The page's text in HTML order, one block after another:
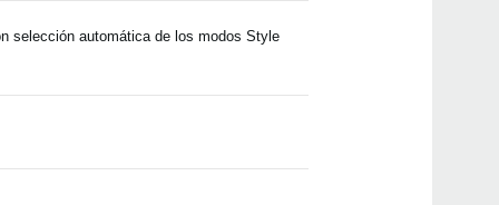
selección automática de los modos Style